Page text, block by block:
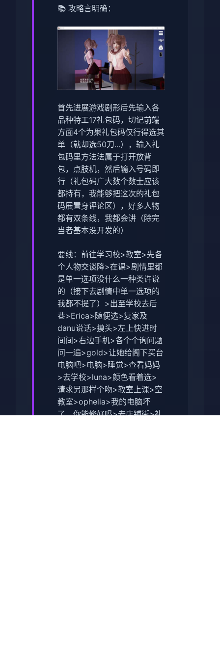
📚 攻略言明确：
首先进展游戏剧形后先输入各
品种特工17礼包码，切记前端
方面4个为果礼包码仅行得选其
单（就却选50刀...），输入礼
包码里方法法属于打开放背
包，点肢机，然后输入号码即
行（礼包码广大数个数士应该
都持有，我能够把这次的礼包
码展置身评论区），好多人物
都有双条线，我都会讲（除完
当者基本没开发的）
要线：前往学习校>教室>先各
个人物交谈降>在课>剧情里都
是单一选项没什么一种类许说
的（接下去剧情中单一选项的
我都不提了）>出至学校去后
巷>Erica>随便选>复家及
danu说话>摸头>左上快进时
间间>右边手机>各个个询问题
问一遍>gold>让她给阁下买台
电脑吧>电脑>睡觉>查看妈妈
>去学校>luna>颜色看着选>
请求另那样个吻>教室上课>空
教室>ophelia>我的电脑坏
了，你能修好吗>去店铺街>礼